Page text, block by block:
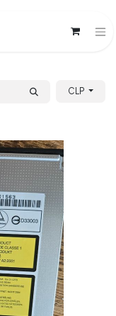
CLP